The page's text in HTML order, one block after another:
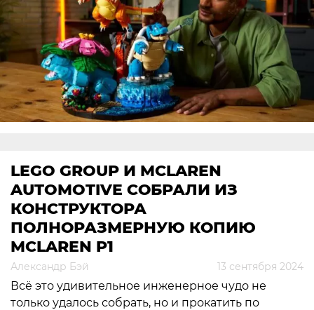
LEGO GROUP И MCLAREN
AUTOMOTIVE СОБРАЛИ ИЗ
КОНСТРУКТОРА
ПОЛНОРАЗМЕРНУЮ КОПИЮ
MCLAREN P1
Александр Бэй 13 сентября 2024
Всё это удивительное инженерное чудо не
только удалось собрать, но и прокатить по